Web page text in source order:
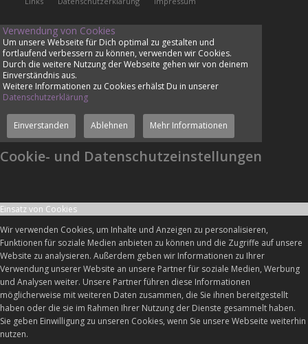
Verwendung von Cookies
Um unsere Webseite für Dich optimal zu gestalten und
fortlaufend verbessern zu können, verwenden wir Cookies.
Durch die weitere Nutzung der Webseite gehen wir von deinem
Einverständnis aus.
Weitere Informationen zu Cookies erhälst Du in unserer
Datenschutzerklärung
Einverstanden Ablehnen Mehr Informationen
Cookie- und Datenschutzeinstellungen
Einsatz von Cookies
Wir verwenden Cookies, um Inhalte und Anzeigen zu personalisieren,
Funktionen für soziale Medien anbieten zu können und die Zugriffe auf unsere
Website zu analysieren. Außerdem geben wir Informationen zu Ihrer
Verwendung unserer Website an unsere Partner für soziale Medien, Werbung
und Analysen weiter. Unsere Partner führen diese Informationen
möglicherweise mit weiteren Daten zusammen, die Sie ihnen bereitgestellt
haben oder die sie im Rahmen Ihrer Nutzung der Dienste gesammelt haben.
Sie geben Einwilligung zu unseren Cookies, wenn Sie unsere Webseite weiterhin
nutzen.